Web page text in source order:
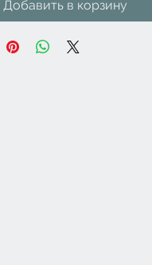
Добавить в корзину